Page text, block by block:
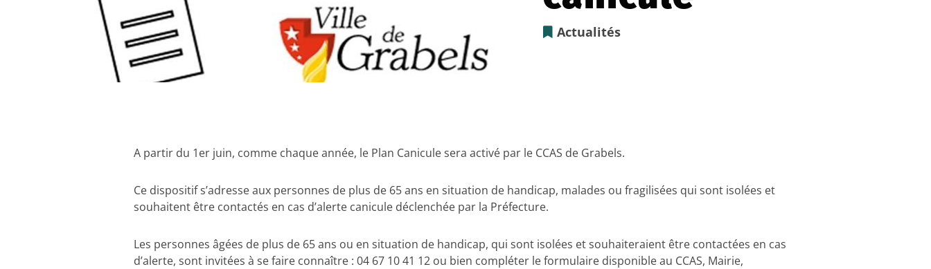
Actualités
A partir du 1er juin, comme chaque année, le Plan Canicule sera activé par le CCAS de Grabels.
Ce dispositif s’adresse aux personnes de plus de 65 ans en situation de handicap, malades ou fragilisées qui sont isolées et
souhaitent être contactés en cas d’alerte canicule déclenchée par la Préfecture.
Les personnes âgées de plus de 65 ans ou en situation de handicap, qui sont isolées et souhaiteraient être contactées en cas
d’alerte, sont invitées à se faire connaître : 04 67 10 41 12 ou bien compléter le formulaire disponible au CCAS, Mairie,